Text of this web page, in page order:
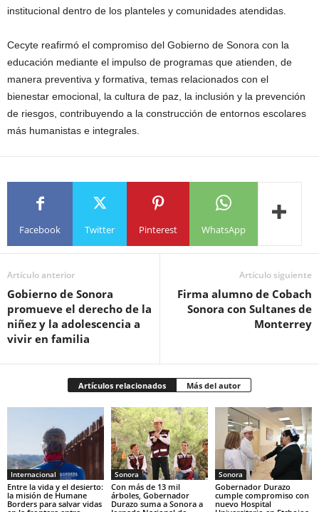
institucional dentro de los planteles y comunidades atendidas.
Cecyte reafirmó el compromiso del Gobierno de Sonora con la
educación mediante el impulso de programas que atienden, de
manera preventiva y formativa, temas relacionados con el
bienestar emocional, la cultura de paz, la inclusión y la prevención
de riesgos, contribuyendo a la construcción de entornos escolares
más humanistas e integrales.
Facebook Twitter Pinterest WhatsApp
Artículo anterior
Gobierno de Sonora
promueve el derecho de la
niñez y la adolescencia a
vivir en familia
Artículo siguiente
Firma alumno de Cobach
Sonora con Sultanes de
Monterrey
Artículos relacionados Más del autor
Internacional
Entre la vida y el desierto:
la misión de Humane
Borders para salvar vidas
Sonora
Con más de 13 mil
árboles, Gobernador
Durazo suma a Sonora a
Sonora
Gobernador Durazo
cumple compromiso con
nuevo Hospital